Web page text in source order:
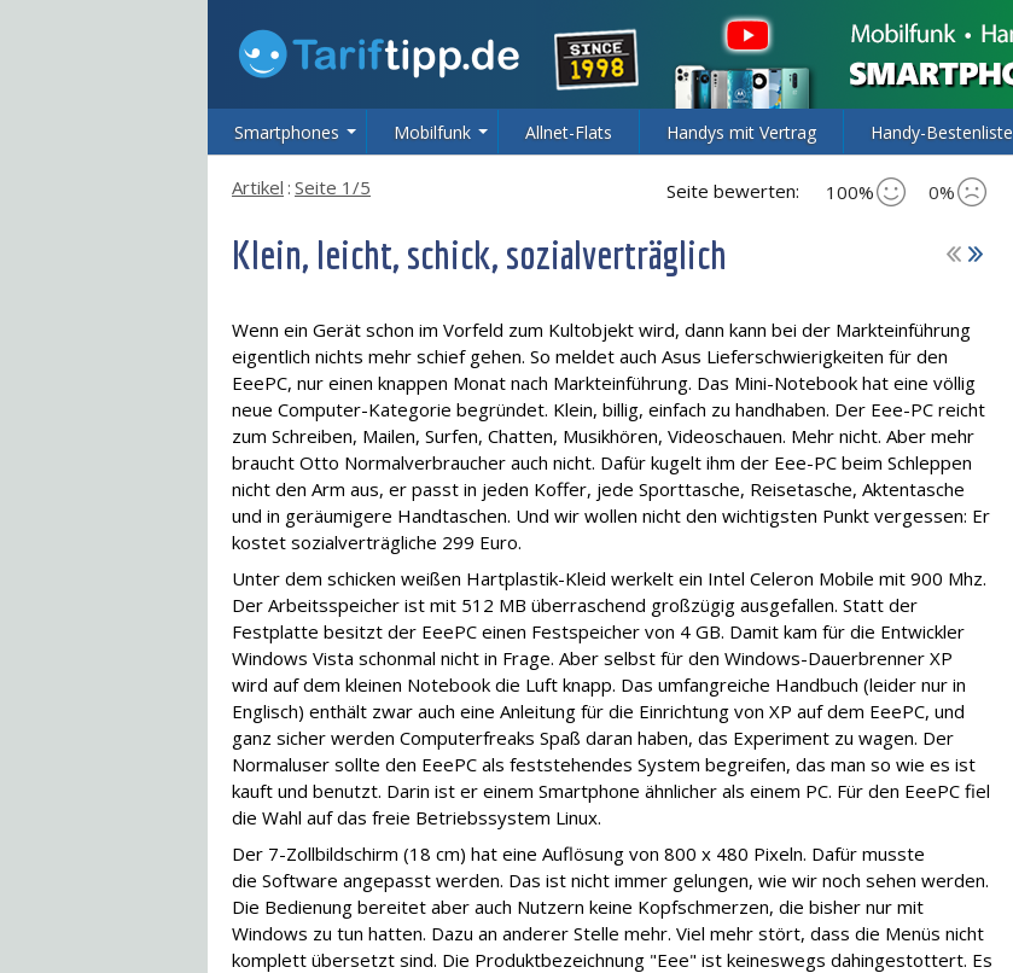
Smartphones Mobilfunk Allnet-Flats Handys mit Vertrag Handy-Bestenliste
Seite bewerten: 100% 0%
Artikel : Seite 1/5
Klein, leicht, schick, sozialverträglich
Wenn ein Gerät schon im Vorfeld zum Kultobjekt wird, dann kann bei der Markteinführung
eigentlich nichts mehr schief gehen. So meldet auch Asus Lieferschwierigkeiten für den
EeePC, nur einen knappen Monat nach Markteinführung. Das Mini-Notebook hat eine völlig
neue Computer-Kategorie begründet. Klein, billig, einfach zu handhaben. Der Eee-PC reicht
zum Schreiben, Mailen, Surfen, Chatten, Musikhören, Videoschauen. Mehr nicht. Aber mehr
braucht Otto Normalverbraucher auch nicht. Dafür kugelt ihm der Eee-PC beim Schleppen
nicht den Arm aus, er passt in jeden Koffer, jede Sporttasche, Reisetasche, Aktentasche
und in geräumigere Handtaschen. Und wir wollen nicht den wichtigsten Punkt vergessen: Er
kostet sozialverträgliche 299 Euro.
Unter dem schicken weißen Hartplastik-Kleid werkelt ein Intel Celeron Mobile mit 900 Mhz.
Der Arbeitsspeicher ist mit 512 MB überraschend großzügig ausgefallen. Statt der
Festplatte besitzt der EeePC einen Festspeicher von 4 GB. Damit kam für die Entwickler
Windows Vista schonmal nicht in Frage. Aber selbst für den Windows-Dauerbrenner XP
wird auf dem kleinen Notebook die Luft knapp. Das umfangreiche Handbuch (leider nur in
Englisch) enthält zwar auch eine Anleitung für die Einrichtung von XP auf dem EeePC, und
ganz sicher werden Computerfreaks Spaß daran haben, das Experiment zu wagen. Der
Normaluser sollte den EeePC als feststehendes System begreifen, das man so wie es ist
kauft und benutzt. Darin ist er einem Smartphone ähnlicher als einem PC. Für den EeePC fiel
die Wahl auf das freie Betriebssystem Linux.
Der 7-Zollbildschirm (18 cm) hat eine Auflösung von 800 x 480 Pixeln. Dafür musste
die Software angepasst werden. Das ist nicht immer gelungen, wie wir noch sehen werden.
Die Bedienung bereitet aber auch Nutzern keine Kopfschmerzen, die bisher nur mit
Windows zu tun hatten. Dazu an anderer Stelle mehr. Viel mehr stört, dass die Menüs nicht
komplett übersetzt sind. Die Produktbezeichnung "Eee" ist keineswegs dahingestottert. Es